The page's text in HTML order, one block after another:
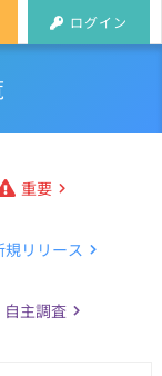
ログイン
重要
規リリース
自主調査